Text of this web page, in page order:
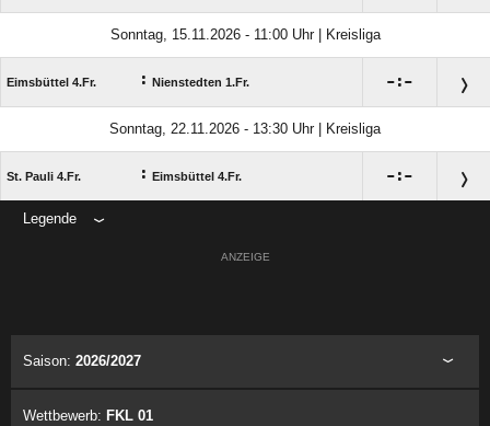
Sonntag, 15.11.2026 - 11:00 Uhr | Kreisliga
Eimsbüttel 4.Fr. : Nienstedten 1.Fr. :
Sonntag, 22.11.2026 - 13:30 Uhr | Kreisliga
St. Pauli 4.Fr. : Eimsbüttel 4.Fr. :
Legende
ANZEIGE
Saison: 2026/2027
Wettbewerb: FKL 01